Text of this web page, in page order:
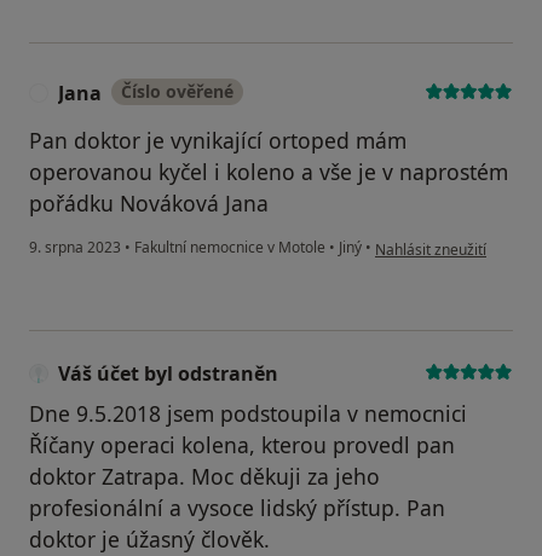
Jana Číslo ověřené
Pan doktor je vynikající ortoped mám
operovanou kyčel i koleno a vše je v naprostém
pořádku Nováková Jana
9. srpna 2023 • Fakultní nemocnice v Motole • Jiný • podle názoru uživatele
Nahlásit zneužití
Váš účet byl odstraněn
Dne 9.5.2018 jsem podstoupila v nemocnici
Říčany operaci kolena, kterou provedl pan
doktor Zatrapa. Moc děkuji za jeho
profesionální a vysoce lidský přístup. Pan
doktor je úžasný člověk.